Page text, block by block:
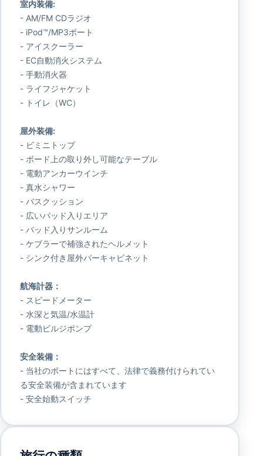
室内装備:
- AM/FM CDラジオ
- iPod™/MP3ポート
- アイスクーラー
- EC自動消火システム
- 手動消火器
- ライフジャケット
- トイレ（WC）
屋外装備:
- ビミニトップ
- ボード上の取り外し可能なテーブル
- 電動アンカーウインチ
- 真水シャワー
- バスクッション
- 広いパッド入りエリア
- パッド入りサンルーム
- ケブラーで補強されたヘルメット
- シンク付き屋外バーキャビネット
航海計器：
- スピードメーター
- 水深と気温/水温計
- 電動ビルジポンプ
安全装備：
- 当社のボートにはすべて、法律で義務付けられてい
る安全装備が含まれています
- 安全始動スイッチ